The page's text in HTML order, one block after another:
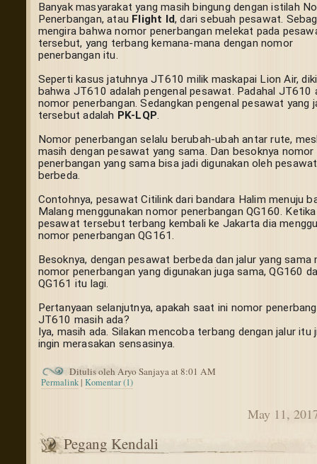
Banyak masyarakat yang masih bingung dengan istilah
Penerbangan, atau Flight Id, dari sebuah pesawat.
mengira bahwa nomor penerbangan melekat pada
tersebut, yang terbang kemana-mana dengan nomor
penerbangan itu.
Seperti kasus jatuhnya JT610 milik maskapai Lion Air,
bahwa JT610 adalah pengenal pesawat. Padahal JT610
nomor penerbangan. Sedangkan pengenal pesawat yang
tersebut adalah PK-LQP.
Nomor penerbangan selalu berubah-ubah antar rute,
masih dengan pesawat yang sama. Dan besoknya nomor
penerbangan yang sama bisa jadi digunakan oleh
berbeda.
Contohnya, pesawat Citilink dari bandara Halim menuju
Malang menggunakan nomor penerbangan QG160. Ketika
pesawat tersebut terbang kembali ke Jakarta dia
nomor penerbangan QG161.
Besoknya, dengan pesawat berbeda dan jalur yang sama
nomor penerbangan yang digunakan juga sama, QG160
QG161 itu lagi.
Pertanyaan selanjutnya, apakah saat ini nomor
JT610 masih ada?
Iya, masih ada. Silakan mencoba terbang dengan jalur itu
ingin merasakan sensasinya.
Ditulis oleh Aryo Sanjaya at 8:01 AM
Permalink |Komentar (1)
May 11,
Pegang Kendali